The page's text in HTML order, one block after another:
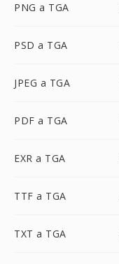
PNG a TGA
PSD a TGA
JPEG a TGA
PDF a TGA
EXR a TGA
TTF a TGA
TXT a TGA